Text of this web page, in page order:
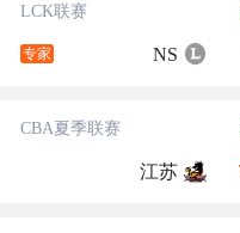
LCK联赛
专家 NS
CBA夏季联赛
江苏